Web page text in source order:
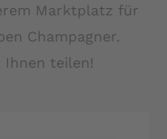
Marktplatz für
Champagner.
Ihnen teilen!